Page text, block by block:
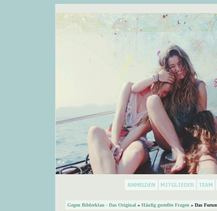
Gegen Bilderklau - Das Original » Häufig gestellte Fragen » Das